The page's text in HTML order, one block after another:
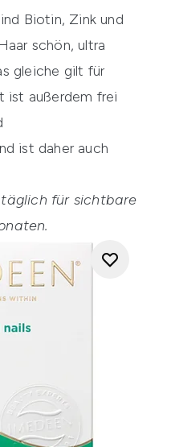
Biotin, Zink und
schön, ultra
gleiche gilt für
ist außerdem frei
ist daher auch
für sichtbare